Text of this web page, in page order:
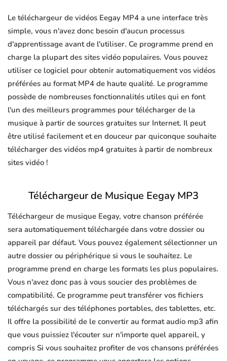
Le téléchargeur de vidéos Eegay MP4 a une interface très
simple, vous n'avez donc besoin d'aucun processus
d'apprentissage avant de l'utiliser. Ce programme prend en
charge la plupart des sites vidéo populaires. Vous pouvez
utiliser ce logiciel pour obtenir automatiquement vos vidéos
préférées au format MP4 de haute qualité. Le programme
possède de nombreuses fonctionnalités utiles qui en font
l'un des meilleurs programmes pour télécharger de la
musique à partir de sources gratuites sur Internet. Il peut
être utilisé facilement et en douceur par quiconque souhaite
télécharger des vidéos mp4 gratuites à partir de nombreux
sites vidéo !
Téléchargeur de Musique Eegay MP3
Téléchargeur de musique Eegay, votre chanson préférée
sera automatiquement téléchargée dans votre dossier ou
appareil par défaut. Vous pouvez également sélectionner un
autre dossier ou périphérique si vous le souhaitez. Le
programme prend en charge les formats les plus populaires.
Vous n'avez donc pas à vous soucier des problèmes de
compatibilité. Ce programme peut transférer vos fichiers
téléchargés sur des téléphones portables, des tablettes, etc.
Il offre la possibilité de le convertir au format audio mp3 afin
que vous puissiez l'écouter sur n'importe quel appareil, y
compris Si vous souhaitez profiter de vos chansons préférées